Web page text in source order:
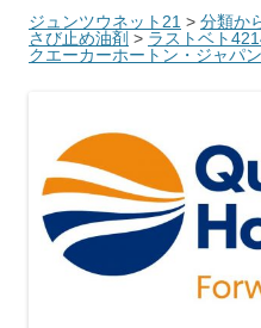
ジュンツウネット21 > 分類か
さび止め油剤 > ラストベト
クエーカーホートン・ジャパン